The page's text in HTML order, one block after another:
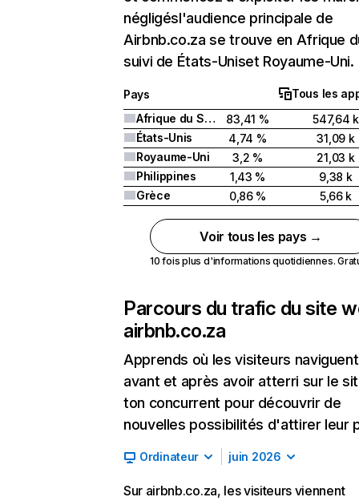
négligésl'audience principale de
Airbnb.co.za se trouve en Afrique
suivi de États-Uniset Royaume-Uni.
Pays
Tous les
Afrique du Sud
83,41 %
547,64 k
États-Unis
4,74 %
31,09 k
Royaume-Uni
3,2 %
21,03 k
Philippines
1,43 %
9,38 k
Grèce
0,86 % 5,66 k
Voir tous les pays →
10 fois plus d'informations quotidiennes.
Parcours du trafic du site
airbnb.co.za
Apprends où les visiteurs naviguent
avant et après avoir atterri sur le
ton concurrent pour découvrir de
nouvelles possibilités d'attirer leur
Ordinateur juin 2026
Sur airbnb.co.za, les visiteurs viennent